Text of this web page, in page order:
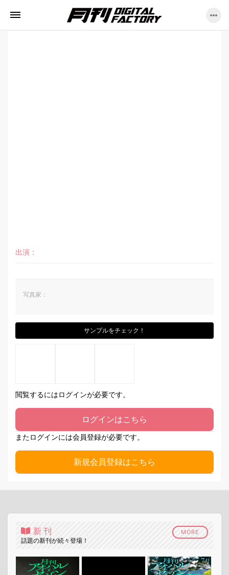
出演：
写真家：
サンプルをチェック！
閲覧するにはログインが必要です。
ログインはこちら
またログインには会員登録が必要です。
新規会員登録はこちら
新刊
話題の新刊が続々登場！
MORE